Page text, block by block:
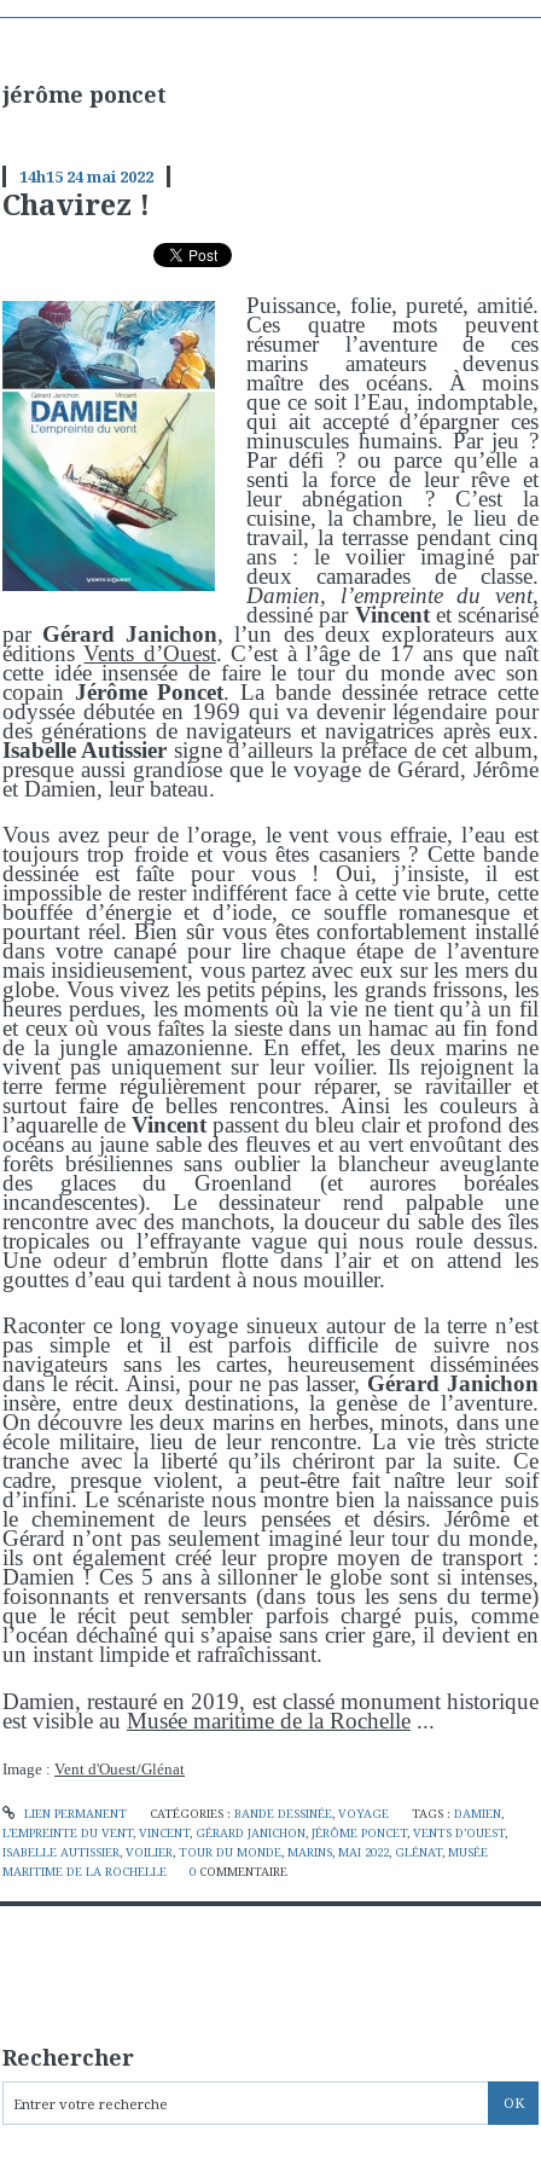
jérôme poncet
14h15 24mai 2022
Chavirez !
Puissance, folie, pureté, amitié.
Ces quatre mots peuvent
résumer l’aventure de ces
marins amateurs devenus
maître des océans. À moins
que ce soit l’Eau, indomptable,
qui ait accepté d’épargner ces
minuscules humains. Par jeu ?
Par défi ? ou parce qu’elle a
senti la force de leur rêve et
leur abnégation ? C’est la
cuisine, la chambre, le lieu de
travail, la terrasse pendant cinq
ans : le voilier imaginé par
deux camarades de classe.
Damien, l’empreinte du vent,
dessiné par Vincent et scénarisé
par Gérard Janichon, l’un des deux explorateurs aux
éditionsVents d’Ouest. C’est à l’âge de 17 ans que naît
cette idée insensée de faire le tour du monde avec son
copain Jérôme Poncet. La bande dessinée retrace cette
odyssée débutée en 1969 qui va devenir légendaire pour
des générations de navigateurs et navigatrices après eux.
Isabelle Autissier signe d’ailleurs la préface de cet album,
presque aussi grandiose que le voyage de Gérard, Jérôme
et Damien, leur bateau.
Vous avez peur de l’orage, le vent vous effraie, l’eau est
toujours trop froide et vous êtes casaniers ? Cette bande
dessinée est faîte pour vous ! Oui, j’insiste, il est
impossible de rester indifférent face à cette vie brute, cette
bouffée d’énergie et d’iode, ce souffle romanesque et
pourtant réel. Bien sûr vous êtes confortablement installé
dans votre canapé pour lire chaque étape de l’aventure
mais insidieusement, vous partez avec eux sur les mers du
globe. Vous vivez les petits pépins, les grands frissons, les
heures perdues, les moments où la vie ne tient qu’à un fil
et ceux où vous faîtes la sieste dans un hamac au fin fond
de la jungle amazonienne. En effet, les deux marins ne
vivent pas uniquement sur leur voilier. Ils rejoignent la
terre ferme régulièrement pour réparer, se ravitailler et
surtout faire de belles rencontres. Ainsi les couleurs à
l’aquarelle de Vincent passent du bleu clair et profond des
océans au jaune sable des fleuves et au vert envoûtant des
forêts brésiliennes sans oublier la blancheur aveuglante
des glaces du Groenland (et aurores boréales
incandescentes). Le dessinateur rend palpable une
rencontre avec des manchots, la douceur du sable des îles
tropicales ou l’effrayante vague qui nous roule dessus.
Une odeur d’embrun flotte dans l’air et on attend les
gouttes d’eau qui tardent à nous mouiller.
Raconter ce long voyage sinueux autour de la terre n’est
pas simple et il est parfois difficile de suivre nos
navigateurs sans les cartes, heureusement disséminées
dans le récit. Ainsi, pour ne pas lasser, Gérard Janichon
insère, entre deux destinations, la genèse de l’aventure.
On découvre les deux marins en herbes, minots, dans une
école militaire, lieu de leur rencontre. La vie très stricte
tranche avec la liberté qu’ils chériront par la suite. Ce
cadre, presque violent, a peut-être fait naître leur soif
d’infini. Le scénariste nous montre bien la naissance puis
le cheminement de leurs pensées et désirs. Jérôme et
Gérard n’ont pas seulement imaginé leur tour du monde,
ils ont également créé leur propre moyen de transport :
Damien ! Ces 5 ans à sillonner le globe sont si intenses,
foisonnants et renversants (dans tous les sens du terme)
que le récit peut sembler parfois chargé puis, comme
l’océan déchaîné qui s’apaise sans crier gare, il devient en
un instant limpide et rafraîchissant.
Damien, restauré en 2019, est classé monument historique
est visible au Musée maritime de la Rochelle ...
Image : Vent d'Ouest/Glénat
LIEN PERMANENT CATÉGORIES : BANDE DESSINÉE, VOYAGE TAGS :DAMIEN,
L’EMPREINTE DU VENT, VINCENT, GÉRARD JANICHON, JÉRÔME PONCET, VENTS D’OUEST,
ISABELLE AUTISSIER, VOILIER, TOUR DU MONDE, MARINS, MAI 2022, GLÉNAT, MUSÉE
MARITIME DE LA ROCHELLE
0 COMMENTAIRE
Rechercher